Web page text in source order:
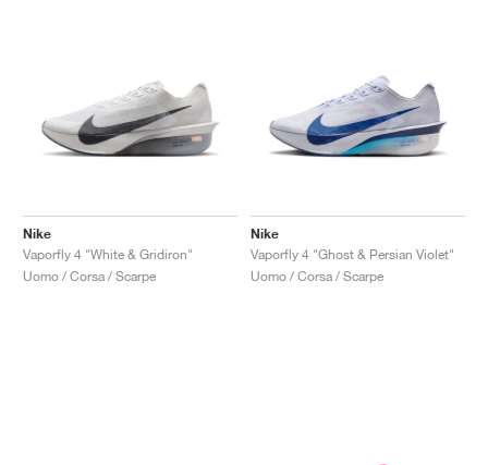
Nike
Vaporfly 4 "White & Gridiron"
Uomo / Corsa / Scarpe
Nike
Vaporfly 4 "Ghost & Persian Violet"
Uomo / Corsa / Scarpe